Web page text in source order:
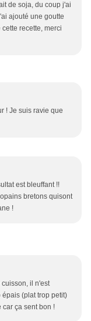
de soja, du coup j'ai
ajouté une goutte
recette, merci
! Je suis ravie que
est bleuffant !!
bretons quisont
!
il n'est
(plat trop petit)
car ça sent bon !